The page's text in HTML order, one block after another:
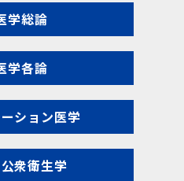
学総論
学各論
ション医学
衆衛生学